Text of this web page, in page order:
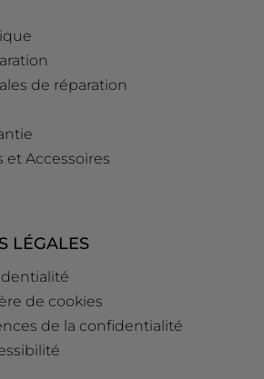
de réparation
et Accessoires
LÉGALES
de cookies
de la confidentialité